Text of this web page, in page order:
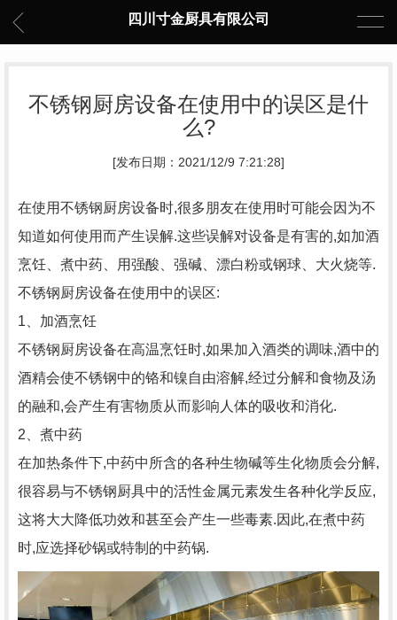
四川寸金厨具有限公司
不锈钢厨房设备在使用中的误区是什
么?
[发布日期：2021/12/9 7:21:28]
在使用不锈钢厨房设备时,很多朋友在使用时可能会因为不
知道如何使用而产生误解.这些误解对设备是有害的,如加酒
烹饪、煮中药、用强酸、强碱、漂白粉或钢球、大火烧等.
不锈钢厨房设备在使用中的误区:
1、加酒烹饪
不锈钢厨房设备在高温烹饪时,如果加入酒类的调味,酒中的
酒精会使不锈钢中的铬和镍自由溶解,经过分解和食物及汤
的融和,会产生有害物质从而影响人体的吸收和消化.
2、煮中药
在加热条件下,中药中所含的各种生物碱等生化物质会分解,
很容易与不锈钢厨具中的活性金属元素发生各种化学反应,
这将大大降低功效和甚至会产生一些毒素.因此,在煮中药
时,应选择砂锅或特制的中药锅.